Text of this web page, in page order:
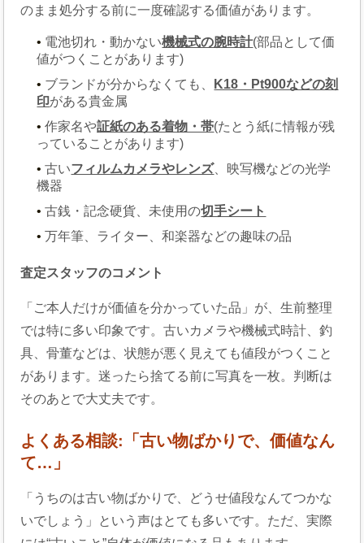
のまま処分する前に一度確認する価値があります。
電池切れ・動かない機械式の腕時計(部品として価
値がつくことがあります)
ブランドが分からなくても、
K18・Pt900などの刻
印がある貴金属
作家名や証紙のある着物・帯(たとう紙に情報が残
っていることがあります)
古いフィルムカメラやレンズ、映写機などの光学
機器
古銭・記念硬貨、未使用の切手シート
万年筆、ライター、和楽器などの趣味の品
査定スタッフのコメント
「ご本人だけが価値を分かっていた品」が、生前整理
では特に多い印象です。古いカメラや機械式時計、釣
具、骨董などは、状態が悪く見えても値段がつくこと
があります。迷ったら捨てる前に写真を一枚。判断は
そのあとで大丈夫です。
よくある相談:「古い物ばかりで、価値なん
て…」
「うちのは古い物ばかりで、どうせ値段なんてつかな
いでしょう」という声はとても多いです。ただ、実際